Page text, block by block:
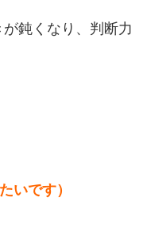
鈍くなり、判断力
いです）